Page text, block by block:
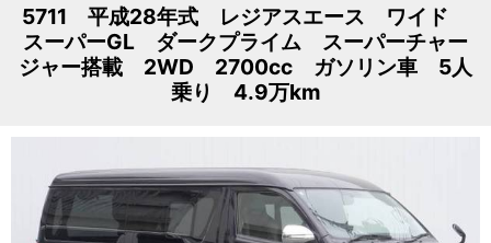
5711 平成28年式 レジアスエース ワイド
スーパーGL ダークプライム スーパーチャー
ジャー搭載 2WD 2700cc ガソリン車 5人
乗り 4.9万km